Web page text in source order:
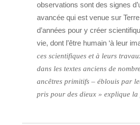
observations sont des signes
avancée qui est venue sur
d’années pour y créer
vie, dont l’être humain ‘à leur
ces scientifiques et à leurs
dans les textes anciens de
ancêtres primitifs – éblouis par
pris pour des dieux » explique